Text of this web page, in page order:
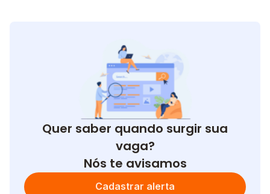
Quer saber quando surgir sua
vaga?
Nós te avisamos
Cadastrar alerta